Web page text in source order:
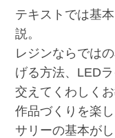
テキストでは基
説。
レジンならでは
げる方法、LED
交えてくわしくお
作品づくりを楽
サリーの基本が